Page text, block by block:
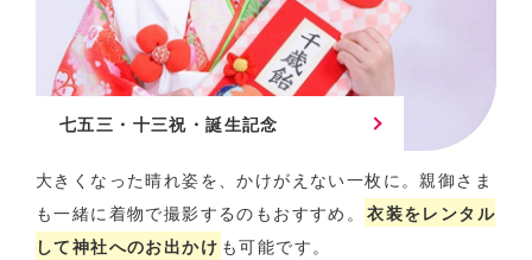
七五三・十三祝・誕生記念
大きくなった晴れ姿を、かけがえない一枚に。親御さま
も一緒に着物で撮影するのもおすすめ。 衣装をレンタル
して神社へのお出かけ も可能です。